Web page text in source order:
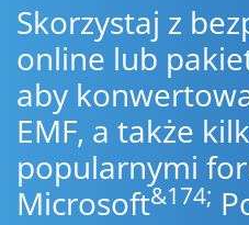
Skorzystaj z
online lub
aby
EMF, a także
popularnymi
Microsoft&174;